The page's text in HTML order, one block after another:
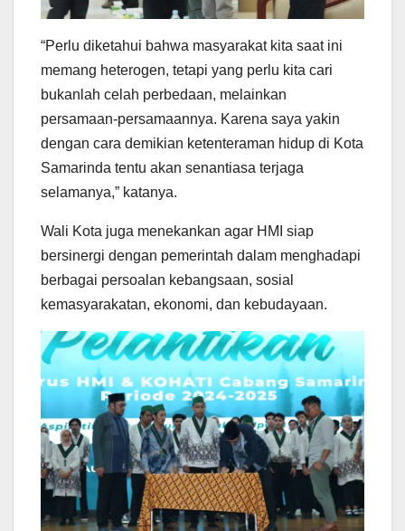
“Perlu diketahui bahwa masyarakat kita saat ini
memang heterogen, tetapi yang perlu kita cari
bukanlah celah perbedaan, melainkan
persamaan-persamaannya. Karena saya yakin
dengan cara demikian ketenteraman hidup di Kota
Samarinda tentu akan senantiasa terjaga
selamanya,” katanya.
Wali Kota juga menekankan agar HMI siap
bersinergi dengan pemerintah dalam menghadapi
berbagai persoalan kebangsaan, sosial
kemasyarakatan, ekonomi, dan kebudayaan.